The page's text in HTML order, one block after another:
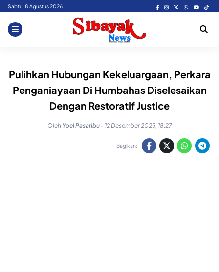
Skip
content
Sabtu, 8 Agustus 2026
Pulihkan Hubungan Kekeluargaan, Perkara
Penganiayaan Di Humbahas Diselesaikan
Dengan Restoratif Justice
Oleh Yoel Pasaribu - 12 Desember 2025, 18:27
Bagikan: